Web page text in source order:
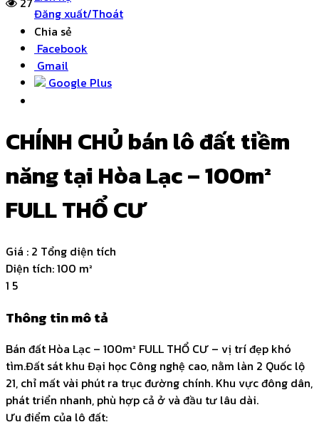
Đăng xuất/Thoát
Chia sẻ
Facebook
Gmail
Google Plus
CHÍNH CHỦ bán lô đất tiềm
năng tại Hòa Lạc – 100m²
FULL THỔ CƯ
Giá : 2 Tổng diện tích
Diện tích:100 m²
1 5
Thông tin mô tả
Bán đất Hòa Lạc – 100m² FULL THỔ CƯ – vị trí đẹp khó
tìm.Đất sát khu Đại học Công nghệ cao, nằm làn 2 Quốc lộ
21, chỉ mất vài phút ra trục đường chính. Khu vực đông dân,
phát triển nhanh, phù hợp cả ở và đầu tư lâu dài.
Ưu điểm của lô đất: